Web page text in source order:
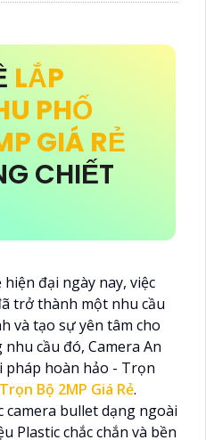
LẮP
PHỐ
GIÁ RẺ
CHIẾT
đại ngày nay, việc
trở thành một nhu cầu
và tạo sự yên tâm cho
cầu đó, Camera An
pháp hoàn hảo - Trọn
Bộ 2MP Giá Rẻ.
camera bullet dạng ngoài
Plastic chắc chắn và bền